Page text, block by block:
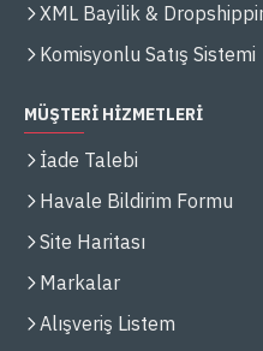
XML Bayilik &
Komisyonlu Satış Sistemi
MÜŞTERİ HİZMETLERİ
İade Talebi
Havale Bildirim Formu
Site Haritası
Markalar
Alışveriş Listem